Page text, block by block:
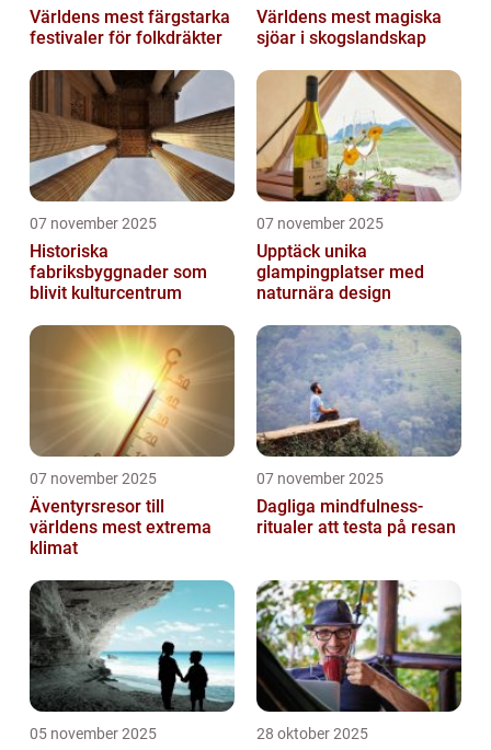
Världens mest färgstarka
festivaler för folkdräkter
Världens mest magiska
sjöar i skogslandskap
07 november 2025
Historiska
fabriksbyggnader som
blivit kulturcentrum
07 november 2025
Upptäck unika
glampingplatser med
naturnära design
07 november 2025
Äventyrsresor till
världens mest extrema
klimat
07 november 2025
Dagliga mindfulness-
ritualer att testa på resan
05 november 2025 28 oktober 2025